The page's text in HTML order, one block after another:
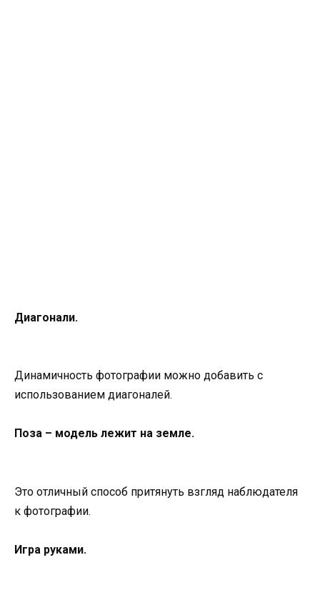
Диагонали.
Динамичность фотографии можно добавить с
использованием диагоналей.
Поза – модель лежит на земле.
Это отличный способ притянуть взгляд наблюдателя
к фотографии.
Игра руками.